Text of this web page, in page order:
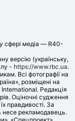
у сфері медіа — R40-
версію (українську,
- https://www.rbc.ua.
Всі фотографії на
розміщені на
Редакція
Оціночні судження
правдивості. За
несе рекламодавець.